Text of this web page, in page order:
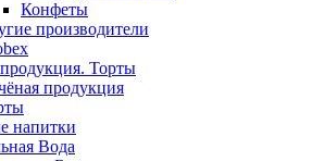
Конфеты
производители
Торты
продукция
напитки
Вода